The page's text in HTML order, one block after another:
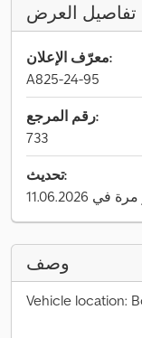
تفاصيل العرض
معرّف الإعلان:
A825-24-95
رقم المرجع:
733
تحديث:
في 11.06.2026
وصف
Vehicle location: